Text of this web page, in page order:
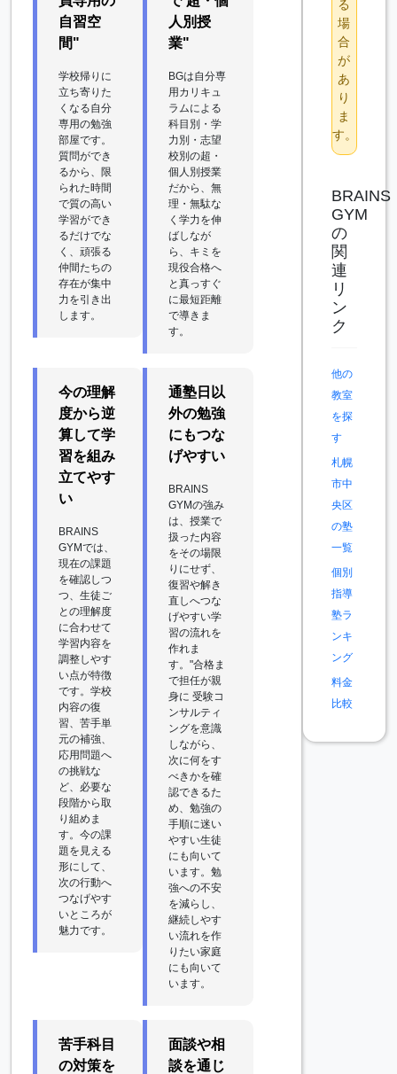
自習空
間"
学校帰りに
立ち寄りた
くなる自分
専用の勉強
部屋です。
質問ができ
るから、限
られた時間
で質の高い
学習ができ
るだけでな
く、頑張る
仲間たちの
存在が集中
力を引き出
します。
人別授
業"
BGは自分専
用カリキュ
ラムによる
科目別・学
力別・志望
校別の超・
個人別授業
だから、無
理・無駄な
く学力を伸
ばしなが
ら、キミを
現役合格へ
と真っすぐ
に最短距離
で導きま
す。
今の理解
度から逆
算して学
習を組み
立てやす
い
BRAINS
GYMでは、
現在の課題
を確認しつ
つ、生徒ご
との理解度
に合わせて
学習内容を
調整しやす
い点が特徴
です。学校
内容の復
習、苦手単
元の補強、
応用問題へ
の挑戦な
ど、必要な
段階から取
り組めま
す。今の課
題を見える
形にして、
次の行動へ
つなげやす
いところが
魅力です。
通塾日以
外の勉強
にもつな
げやすい
BRAINS
GYMの強み
は、授業で
扱った内容
をその場限
りにせず、
復習や解き
直しへつな
げやすい学
習の流れを
作れま
す。"合格ま
で担任が親
身に 受験コ
ンサルティ
ングを意識
しながら、
次に何をす
べきかを確
認できるた
め、勉強の
手順に迷い
やすい生徒
にも向いて
います。勉
強への不安
を減らし、
継続しやす
い流れを作
りたい家庭
にも向いて
います。
苦手科目
の対策を
面談や相
談を通じ
る
場
合
が
あ
り
ま
す。
BRAINS
GYM
の
関
連
リ
ン
ク
他の
教室
を探
す
札幌
市中
央区
の塾
一覧
個別
指導
塾ラ
ンキ
ング
料金
比較